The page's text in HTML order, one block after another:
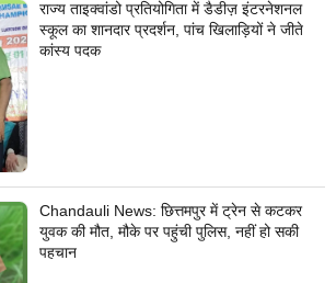
राज्य ताइक्वांडो प्रतियोगिता में डैडीज़ इंटरनेशनल
स्कूल का शानदार प्रदर्शन, पांच खिलाड़ियों ने जीते
कांस्य पदक
Chandauli News: छित्तमपुर में ट्रेन से कटकर
युवक की मौत, मौके पर पहुंची पुलिस, नहीं हो सकी
पहचान